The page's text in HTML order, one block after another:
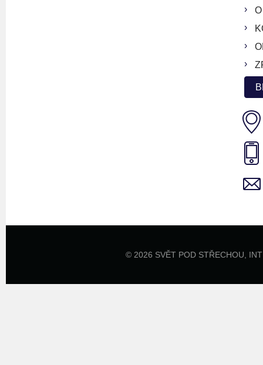
© 2026 SVĚT POD STŘECHOU,